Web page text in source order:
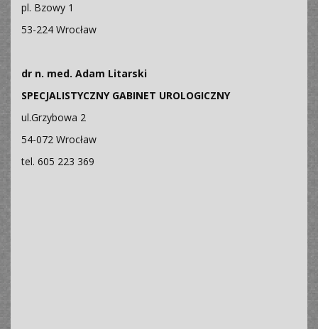
pl. Bzowy 1
53-224 Wrocław
dr n. med. Adam Litarski
SPECJALISTYCZNY GABINET UROLOGICZNY
ul.Grzybowa 2
54-072 Wrocław
tel. 605 223 369